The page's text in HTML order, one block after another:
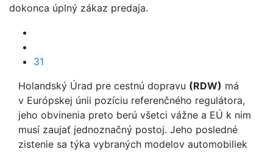
dokonca úplný zákaz predaja.
31
Holandský Úrad pre cestnú dopravu (RDW) má
v Európskej únii pozíciu referenčného regulátora,
jeho obvinenia preto berú všetci vážne a EÚ k nim
musí zaujať jednoznačný postoj. Jeho posledné
zistenie sa týka vybraných modelov automobiliek